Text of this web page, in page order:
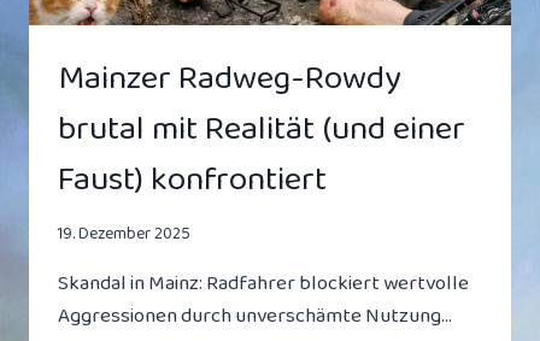
Mainzer Radweg-Rowdy
brutal mit Realität (und einer
Faust) konfrontiert
19. Dezember 2025
Skandal in Mainz: Radfahrer blockiert wertvolle
Aggressionen durch unverschämte Nutzung…